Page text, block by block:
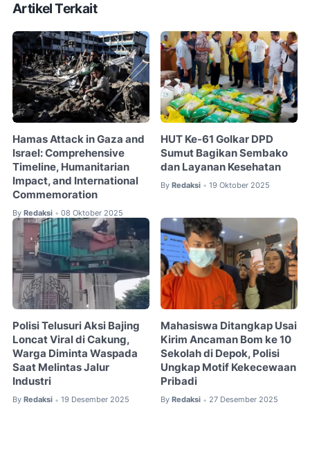
Artikel Terkait
Hamas Attack in Gaza and
Israel: Comprehensive
Timeline, Humanitarian
Impact, and International
Commemoration
By Redaksi • 08 Oktober 2025
HUT Ke-61 Golkar DPD
Sumut Bagikan Sembako
dan Layanan Kesehatan
By Redaksi • 19 Oktober 2025
Polisi Telusuri Aksi Bajing
Loncat Viral di Cakung,
Warga Diminta Waspada
Saat Melintas Jalur
Industri
By Redaksi • 19 Desember 2025
Mahasiswa Ditangkap Usai
Kirim Ancaman Bom ke 10
Sekolah di Depok, Polisi
Ungkap Motif Kekecewaan
Pribadi
By Redaksi • 27 Desember 2025